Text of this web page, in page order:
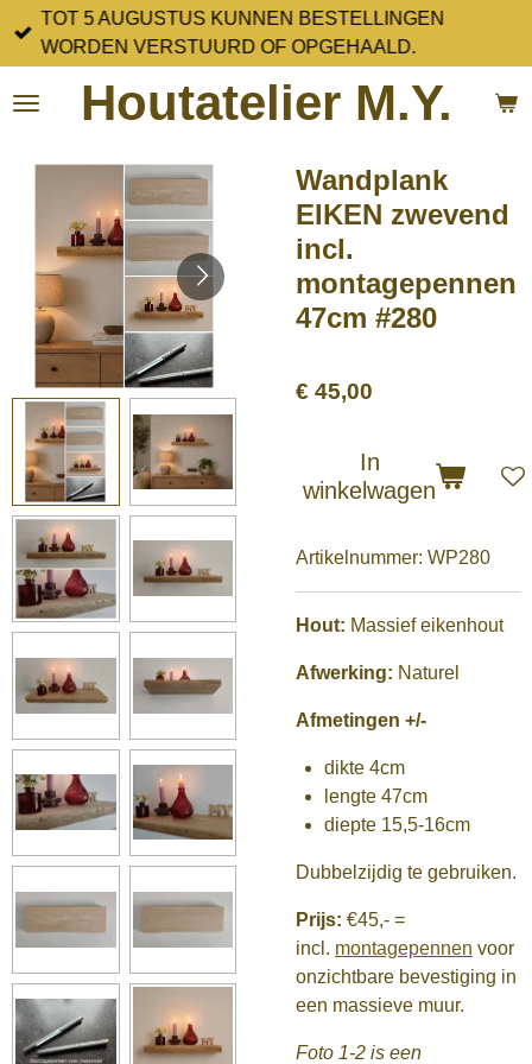
Ga
direct
de
Houtatelier M.Y.
TOT 5 AUGUSTUS KUNNEN BESTELLINGEN
WORDEN VERSTUURD OF OPGEHAALD.
Wandplank
EIKEN zwevend
incl.
montagepennen
47cm #280
€ 45,00
In
winkelwagen
Artikelnummer: WP280
Hout: Massief eikenhout
Afwerking: Naturel
Afmetingen +/-
dikte 4cm
lengte 47cm
diepte 15,5-16cm
Dubbelzijdig te gebruiken.
Prijs: €45,- =
incl. montagepennen voor
onzichtbare bevestiging in
een massieve muur.
Foto 1-2 is een